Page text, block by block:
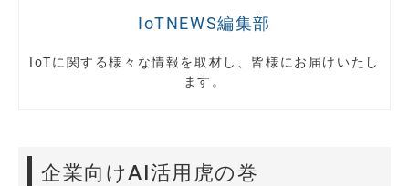
IoTNEWS編集部
IoTに関する様々な情報を取材し、皆様にお届けいたし
ます。
企業向けAI活用虎の巻